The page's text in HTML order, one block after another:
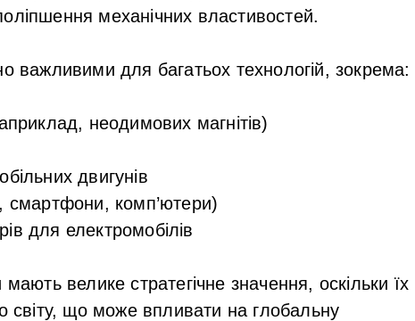
механічних властивостей.
важливими для багатьох технологій, зокрема:
неодимових магнітів)
двигунів
смартфони, комп’ютери)
для електромобілів
велике стратегічне значення, оскільки їх
світу, що може впливати на глобальну